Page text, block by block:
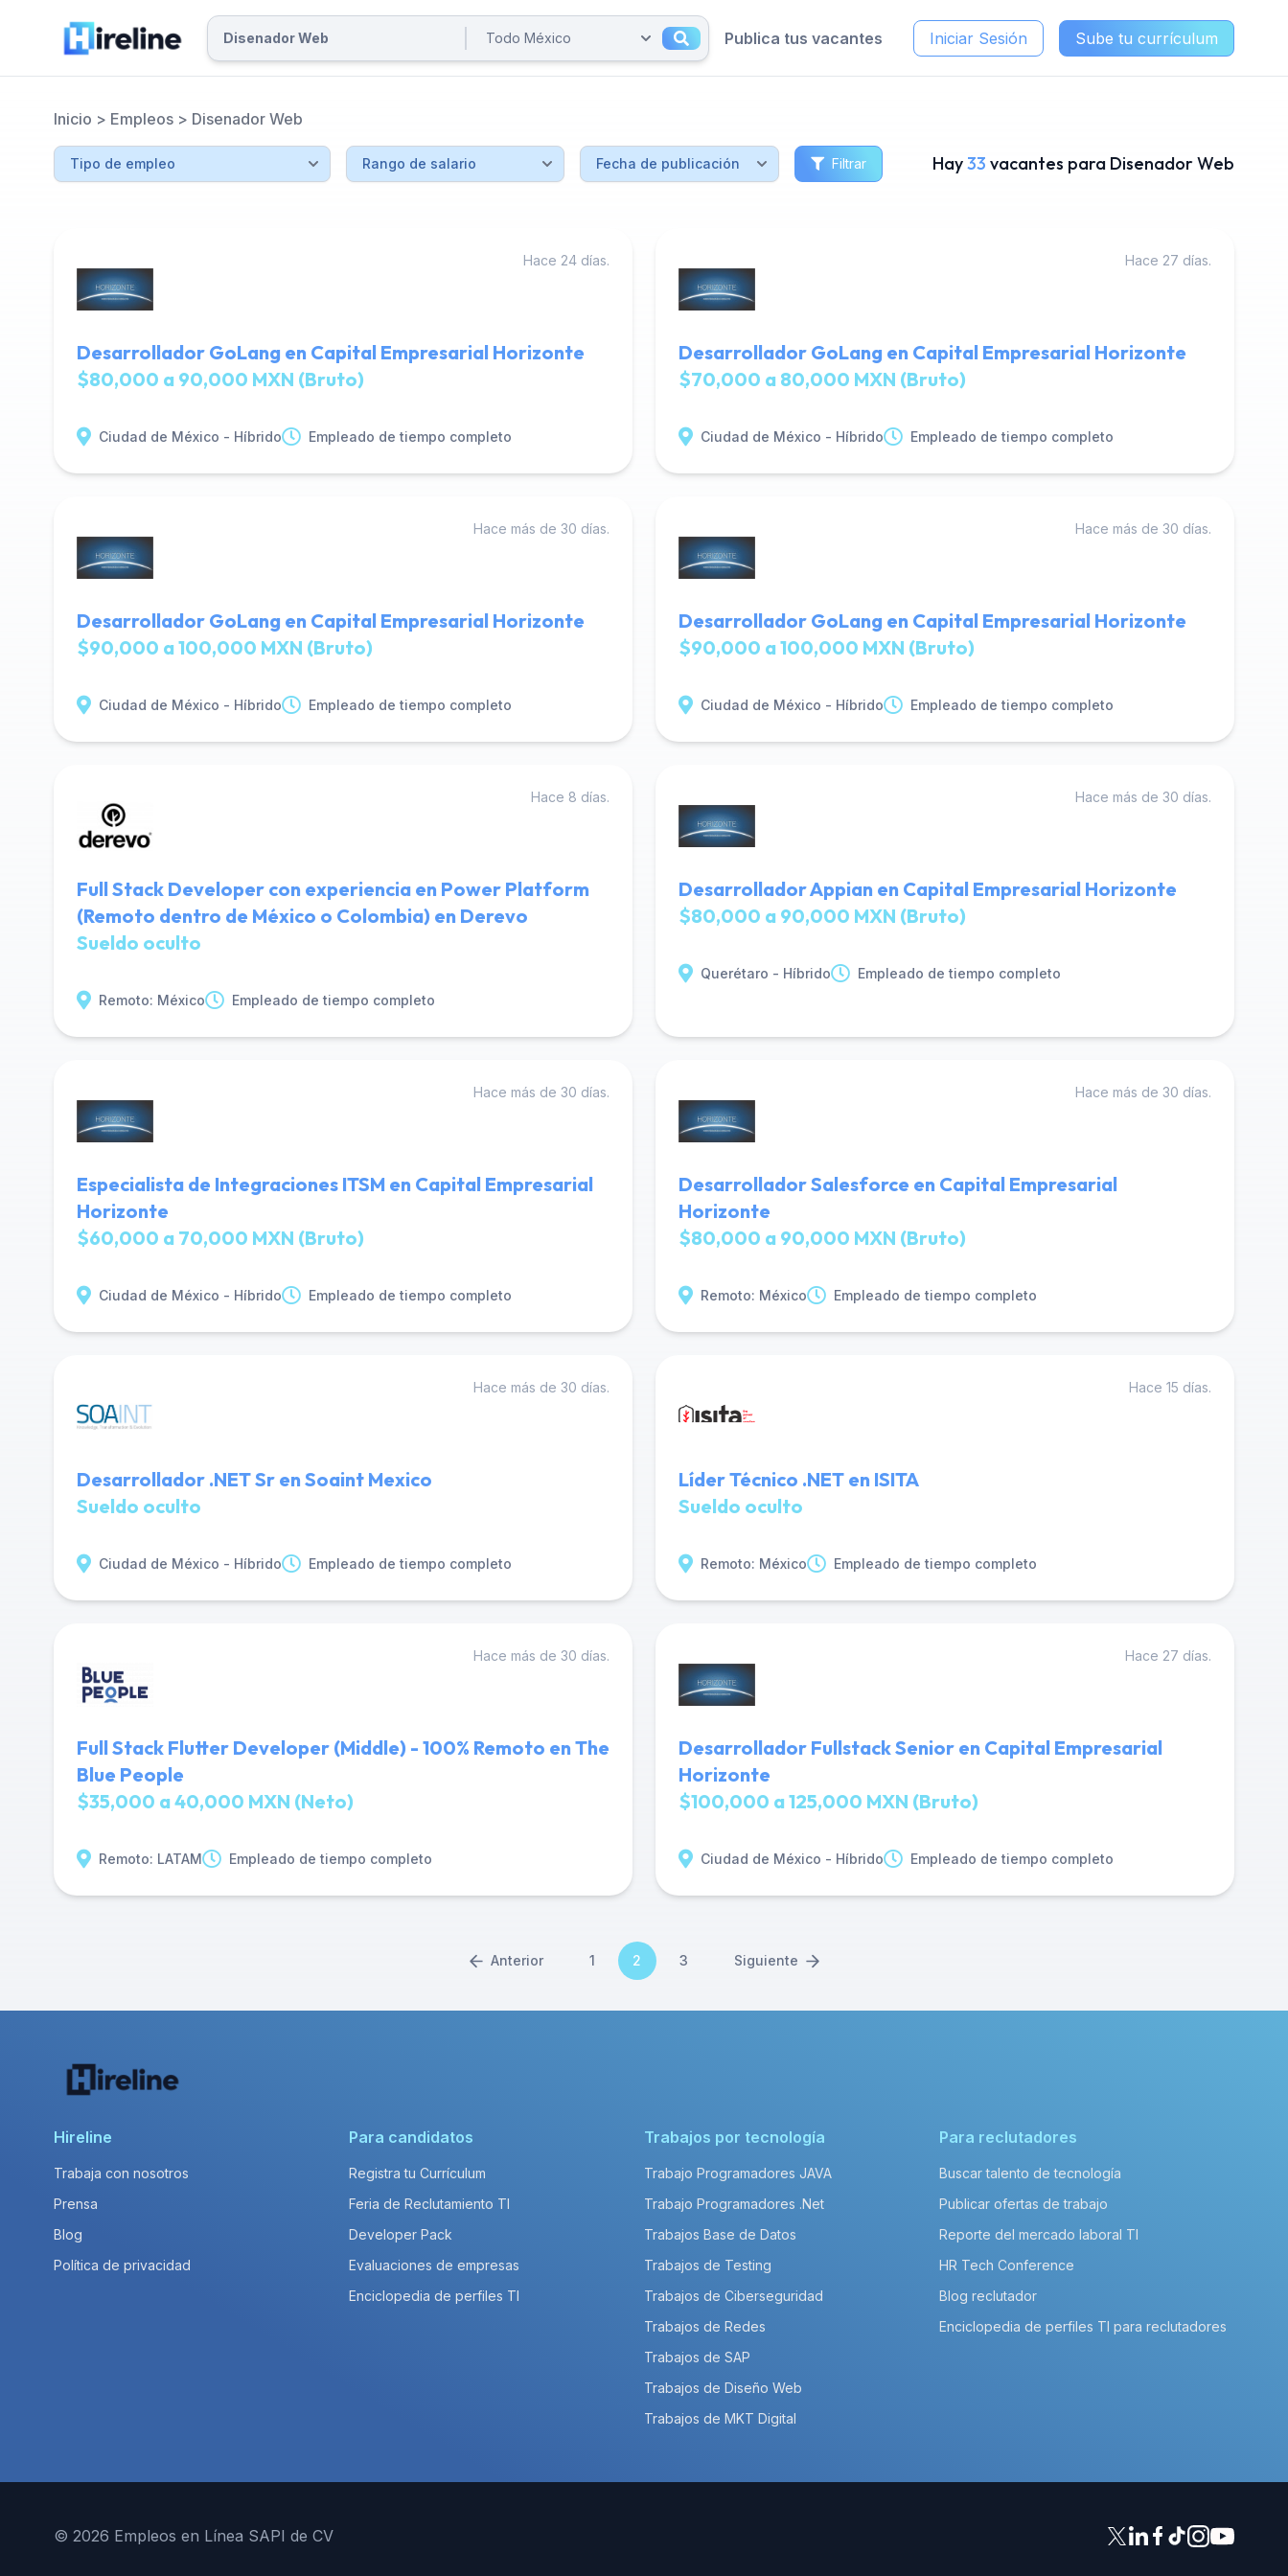
Publica tus vacantes Iniciar Sesión Sube tu currículum
Inicio > Empleos > Disenador Web
Filtrar Hay33 vacantes para Disenador Web
Hace 24 días.
Desarrollador GoLang en Capital Empresarial Horizonte
$80,000 a 90,000 MXN (Bruto)
Ciudad de México - Híbrido Empleado de tiempo completo
Hace 27 días.
Desarrollador GoLang en Capital Empresarial Horizonte
$70,000 a 80,000 MXN (Bruto)
Ciudad de México - Híbrido Empleado de tiempo completo
Hace más de 30 días.
Desarrollador GoLang en Capital Empresarial Horizonte
$90,000 a 100,000 MXN (Bruto)
Ciudad de México - Híbrido Empleado de tiempo completo
Hace más de 30 días.
Desarrollador GoLang en Capital Empresarial Horizonte
$90,000 a 100,000 MXN (Bruto)
Ciudad de México - Híbrido Empleado de tiempo completo
Hace 8 días.
Full Stack Developer con experiencia en Power Platform
(Remoto dentro de México o Colombia) en Derevo
Sueldo oculto
Remoto: México Empleado de tiempo completo
Hace más de 30 días.
Desarrollador Appian en Capital Empresarial Horizonte
$80,000 a 90,000 MXN (Bruto)
Querétaro - Híbrido Empleado de tiempo completo
Hace más de 30 días.
Especialista de Integraciones ITSM en Capital Empresarial
Horizonte
$60,000 a 70,000 MXN (Bruto)
Ciudad de México - Híbrido Empleado de tiempo completo
Hace más de 30 días.
Desarrollador Salesforce en Capital Empresarial
Horizonte
$80,000 a 90,000 MXN (Bruto)
Remoto: México Empleado de tiempo completo
Hace más de 30 días.
Desarrollador .NET Sr en Soaint Mexico
Sueldo oculto
Ciudad de México - Híbrido Empleado de tiempo completo
Hace 15 días.
Líder Técnico .NET en ISITA
Sueldo oculto
Remoto: México Empleado de tiempo completo
Hace más de 30 días.
Full Stack Flutter Developer (Middle) - 100% Remoto en The
Blue People
$35,000 a 40,000 MXN (Neto)
Remoto: LATAM Empleado de tiempo completo
Hace 27 días.
Desarrollador Fullstack Senior en Capital Empresarial
Horizonte
$100,000 a 125,000 MXN (Bruto)
Ciudad de México - Híbrido Empleado de tiempo completo
Anterior 1 2 3 Siguiente
Hireline
Trabaja con nosotros
Prensa
Blog
Política de privacidad
Para candidatos
Registra tu Currículum
Feria de Reclutamiento TI
Developer Pack
Evaluaciones de empresas
Enciclopedia de perfiles TI
Trabajos por tecnología
Trabajo Programadores JAVA
Trabajo Programadores .Net
Trabajos Base de Datos
Trabajos de Testing
Trabajos de Ciberseguridad
Trabajos de Redes
Trabajos de SAP
Trabajos de Diseño Web
Trabajos de MKT Digital
Para reclutadores
Buscar talento de tecnología
Publicar ofertas de trabajo
Reporte del mercado laboral TI
HR Tech Conference
Blog reclutador
Enciclopedia de perfiles TI para reclutadores
© 2026 Empleos en Línea SAPI de CV